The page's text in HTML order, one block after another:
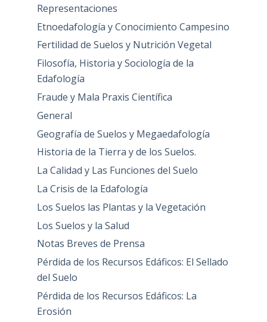
Representaciones
Etnoedafología y Conocimiento Campesino
Fertilidad de Suelos y Nutrición Vegetal
Filosofía, Historia y Sociología de la
Edafología
Fraude y Mala Praxis Científica
General
Geografía de Suelos y Megaedafología
Historia de la Tierra y de los Suelos.
La Calidad y Las Funciones del Suelo
La Crisis de la Edafología
Los Suelos las Plantas y la Vegetación
Los Suelos y la Salud
Notas Breves de Prensa
Pérdida de los Recursos Edáficos: El Sellado
del Suelo
Pérdida de los Recursos Edáficos: La
Erosión